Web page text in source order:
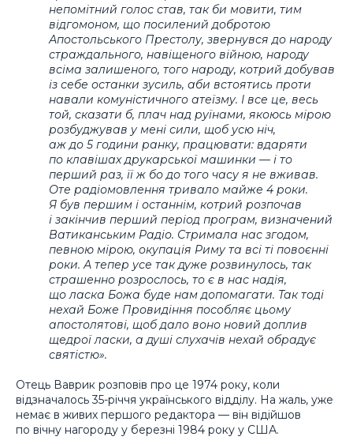
непомітний голос став, так би мовити, тим
відгомоном, що посилений добротою
Апостольського Престолу, звернувся до народу
страждального, навіщеного війною, народу
всіма залишеного, того народу, котрий добував
із себе останки зусиль, аби встоятись проти
навали комуністичного атеїзму. І все це, весь
той, сказати б, плач над руїнами, якоюсь мірою
розбуджував у мені сили, щоб усю ніч,
аж до 5 години ранку, працювати: вдаряти
по клавішах друкарської машинки — і то
перший раз, її ж бо до того часу я не вживав.
Оте радіомовлення тривало майже 4 роки.
Я був першим і останнім, котрий розпочав
і закінчив перший період програм, визначений
Ватиканським Радіо. Стримала нас згодом,
певною мірою, окупація Риму та всі ті повоєнні
роки. А тепер усе так дуже розвинулось, так
страшенно розрослось, то є в нас надія,
що ласка Божа буде нам допомагати. Так тоді
нехай Боже Провидіння пособляє цьому
апостолятові, щоб дало воно новий доплив
щедрої ласки, а душі слухачів нехай обрадує
святістю».
Отець Ваврик розповів про це 1974 року, коли
відзначалось 35-річчя українського відділу. На жаль, уже
немає в живих першого редактора — він відійшов
по вічну нагороду у березні 1984 року у США.